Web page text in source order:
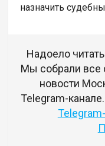
назначить
Надоело
Мы собрали все
новости
Telegram-